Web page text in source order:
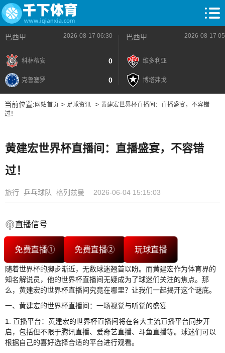
巴西甲 2026-08-17 06:30
科林蒂安 0
克鲁塞罗 0
巴西甲 2026-08-17
维多利亚
博塔弗戈
当前位置: 网站首页> 足球资讯> 黄建宏世界杯直播间：直播盛宴，不容错
过！
黄建宏世界杯直播间：直播盛宴，不容错
过！
旅行 乒乓球队 格列兹曼 2026-06-04 15:15:03
直播信号
免费直播① 免费直播② 玩球直播
随着世界杯的脚步渐近，无数球迷翘首以盼。而黄建宏作为体育界的
知名解说员，他的世界杯直播间无疑成为了球迷们关注的焦点。那
么，黄建宏的世界杯直播间究竟在哪里？让我们一起揭开这个谜底。
一、黄建宏的世界杯直播间：一场视觉与听觉的盛宴
1. 直播平台：黄建宏的世界杯直播间将在各大主流直播平台同步开
启，包括但不限于腾讯直播、爱奇艺直播、斗鱼直播等。球迷们可以
根据自己的喜好选择合适的平台进行观看。